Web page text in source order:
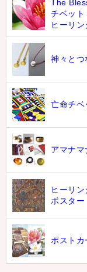
The
チベット
ヒーリン
神々とつ
亡命チベ
アマナマ
ヒーリン
ポスター
ポスト